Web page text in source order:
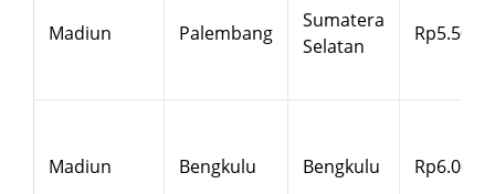
Madiun Palembang
Sumatera
Selatan
Rp5.500
Madiun Bengkulu Bengkulu Rp6.000